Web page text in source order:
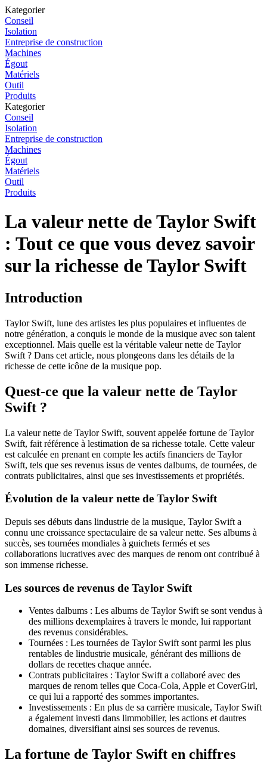
Kategorier
Conseil
Isolation
Entreprise de construction
Machines
Égout
Matériels
Outil
Produits
Kategorier
Conseil
Isolation
Entreprise de construction
Machines
Égout
Matériels
Outil
Produits
La valeur nette de Taylor Swift
: Tout ce que vous devez savoir
sur la richesse de Taylor Swift
Introduction
Taylor Swift, lune des artistes les plus populaires et influentes de
notre génération, a conquis le monde de la musique avec son talent
exceptionnel. Mais quelle est la véritable valeur nette de Taylor
Swift ? Dans cet article, nous plongeons dans les détails de la
richesse de cette icône de la musique pop.
Quest-ce que la valeur nette de Taylor
Swift ?
La valeur nette de Taylor Swift, souvent appelée fortune de Taylor
Swift, fait référence à lestimation de sa richesse totale. Cette valeur
est calculée en prenant en compte les actifs financiers de Taylor
Swift, tels que ses revenus issus de ventes dalbums, de tournées, de
contrats publicitaires, ainsi que ses investissements et propriétés.
Évolution de la valeur nette de Taylor Swift
Depuis ses débuts dans lindustrie de la musique, Taylor Swift a
connu une croissance spectaculaire de sa valeur nette. Ses albums à
succès, ses tournées mondiales à guichets fermés et ses
collaborations lucratives avec des marques de renom ont contribué à
son immense richesse.
Les sources de revenus de Taylor Swift
Ventes dalbums : Les albums de Taylor Swift se sont vendus à
des millions dexemplaires à travers le monde, lui rapportant
des revenus considérables.
Tournées : Les tournées de Taylor Swift sont parmi les plus
rentables de lindustrie musicale, générant des millions de
dollars de recettes chaque année.
Contrats publicitaires : Taylor Swift a collaboré avec des
marques de renom telles que Coca-Cola, Apple et CoverGirl,
ce qui lui a rapporté des sommes importantes.
Investissements : En plus de sa carrière musicale, Taylor Swift
a également investi dans limmobilier, les actions et dautres
domaines, diversifiant ainsi ses sources de revenus.
La fortune de Taylor Swift en chiffres